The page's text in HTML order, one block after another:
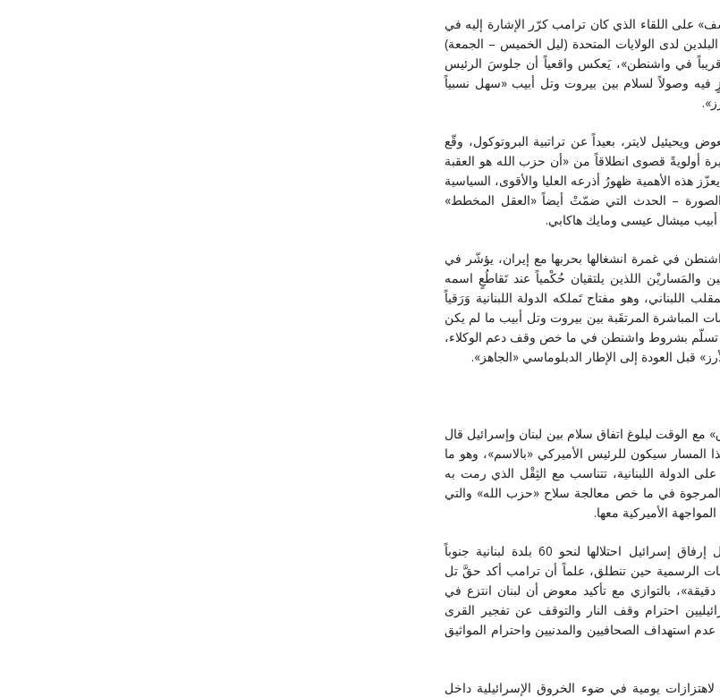
على اللقاء الذي كان ترامب كرّر الإشارة إليه في
لدى الولايات المتحدة (ليل الخميس – الجمعة)
قريباً في واشنطن»، يَعكس واقعياً أن جلوسَ الرئيس
فيه وصولاً لسلام بين بيروت وتل أبيب «سهل نسبياً
لايتر، بعيداً عن تراتبية البروتوكول، وقّع
أولويةً قصوى انطلاقاً من «أن حزب الله هو العقبة
هذه الأهمية ظهورُ أذرعه العليا والأقوى، السياسية
الصورة – الحدث التي ضمّتْ أيضاً «العقل المخطط»
أبيب ميشال عيسى ومايك هاكابي.
في غمرة انشغالها بحربها مع إيران، يؤشّر في
اللذين يلتقيان حُكْمياً عند تَقاطُعٍ اسمه
وهو مفتاح تَملكه الدولة اللبنانية وَرَقياً
المباشرة المرتقَبة بين بيروت وتل أبيب ما لم يكن
تسلّم بشروط واشنطن في ما خص وقف دعم الوكلاء،
قبل العودة إلى الإطار الدبلوماسي «الجاهز».
الوقت لبلوغ اتفاق سلام بين لبنان وإسرائيل قال
المسار سيكون للرئيس الأميركي «بالاسم»، وهو ما
اللبنانية، تتناسب مع الثِقْل الذي رمت به
في ما خص معالجة سلاح «حزب الله» والتي
الأميركية معها.
ويَحضر «الضغطُ بالنار» في خلفية المَشهدِ الدبلوماسي المعقّد من خلال إرفاق إسرائيل احتلالها لنحو 60 بلدة لبنانية جنوباً
طاولة المفاوضات الرسمية حين تنطلق، علماً أن ترامب أكد حقَّ تل
بالتوازي مع تأكيد معوض أن لبنان انتزع في
احترام وقف النار والتوقف عن تفجير القرى
الصحافيين والمدنيين واحترام المواثيق
يومية في ضوء الخروق الإسرائيلية داخل